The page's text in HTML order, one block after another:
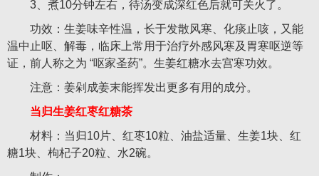
3、煮10分钟左右，待汤变成深红色后就可关火了。
功效：生姜味辛性温，长于发散风寒、化痰止咳，又能
温中止呕、解毒，临床上常用于治疗外感风寒及胃寒呕逆等
证，前人称之为 “呕家圣药”。生姜红糖水去宫寒功效。
注意：姜剁成姜末能挥发出更多有用的成分。
当归生姜红枣红糖茶
材料：当归10片、红枣10粒、油盐适量、生姜1块、红
糖1块、枸杞子20粒、水2碗。